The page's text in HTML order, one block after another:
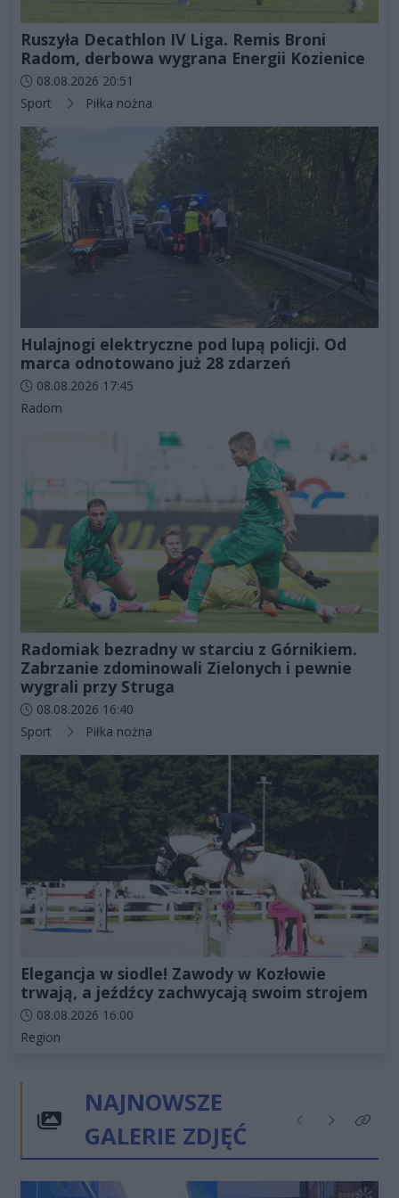
Ruszyła Decathlon IV Liga. Remis Broni
Radom, derbowa wygrana Energii Kozienice
Data dodania artykułu:
08.08.2026 20:51
Kategorie artykułu:
Sport Piłka nożna
Hulajnogi elektryczne pod lupą policji. Od
marca odnotowano już 28 zdarzeń
Data dodania artykułu:
08.08.2026 17:45
Kategorie artykułu:
Radom
Radomiak bezradny w starciu z Górnikiem.
Zabrzanie zdominowali Zielonych i pewnie
wygrali przy Struga
Data dodania artykułu:
08.08.2026 16:40
Kategorie artykułu:
Sport Piłka nożna
Elegancja w siodle! Zawody w Kozłowie
trwają, a jeźdźcy zachwycają swoim strojem
Data dodania artykułu:
08.08.2026 16:00
Kategorie artykułu:
Region
NAJNOWSZE
GALERIE ZDJĘĆ
Poprzednie
NastępneKliknij